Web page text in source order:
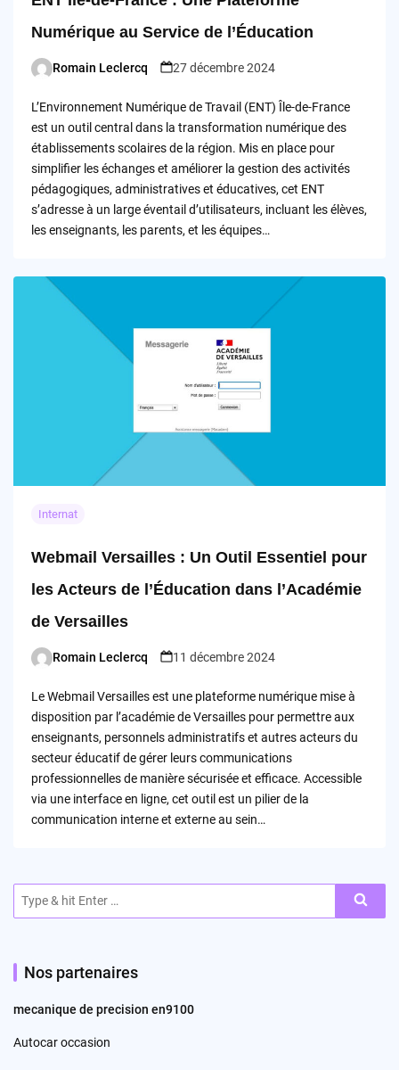
Numérique au Service de l’Éducation
Posted
Romain Leclercq 27 décembre 2024
L’Environnement Numérique de Travail (ENT) Île-de-France
est un outil central dans la transformation numérique des
établissements scolaires de la région. Mis en place pour
simplifier les échanges et améliorer la gestion des activités
pédagogiques, administratives et éducatives, cet ENT
s’adresse à un large éventail d’utilisateurs, incluant les élèves,
les enseignants, les parents, et les équipes…
Internat
Webmail Versailles : Un Outil Essentiel pour
les Acteurs de l’Éducation dans l’Académie
de Versailles
Posted
Romain Leclercq 11 décembre 2024
Le Webmail Versailles est une plateforme numérique mise à
disposition par l’académie de Versailles pour permettre aux
enseignants, personnels administratifs et autres acteurs du
secteur éducatif de gérer leurs communications
professionnelles de manière sécurisée et efficace. Accessible
via une interface en ligne, cet outil est un pilier de la
communication interne et externe au sein…
for:
Nos partenaires
mecanique de precision en9100
Autocar occasion